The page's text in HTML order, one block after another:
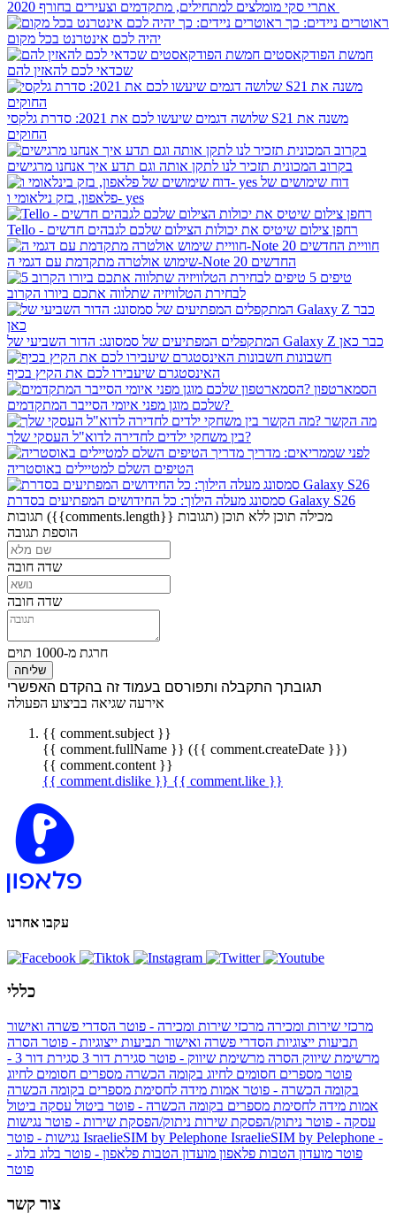
ראוטרים ניידים: כך
יהיה לכם אינטרנט בכל מקום
חמשת הפודקאסטים
שכדאי לכם להאזין להם
שלושה דגמים שיעשו לכם את 2021: סדרת גלקסי S21 משנה את
החוקים
בקרוב המכונית תזכיר לנו לתקן אותה וגם תדע איך אנחנו מרגישים
דוח שימושים של
פלאפון, בזק נילאומי ו- yes
Tello - רחפן צילום שיטיס את יכולות הצילום שלכם לגבהים חדשים
חוויית
שימוש אולטרה מתקדמת עם דגמי ה-Note 20 החדשים
5 טיפים
לבחירת הטלוויזיה שתלווה אתכם ביורו הקרוב
המתקפלים המפתיעים של סמסונג: הדור השביעי של Galaxy Z כבר כאן
חשבונות
האינסטגרם שיעבירו לכם את הקיץ בכיף
הסמארטפון
שלכם מוגן מפני איומי הסייבר המתקדמים?
מה הקשר
בין משחקי ילדים לחדירה לדוא"ל העסקי שלך?
לפני שממריאים: מדריך
הטיפים השלם למטיילים באוסטריה
סמסונג מעלה הילוך: כל החידושים המפתיעים בסדרת Galaxy S26
תגובות
({{comments.length}} תגובות) מכילה תוכן ללא תוכן
הוספת תגובה
שדה חובה
שדה חובה
חרגת מ-1000 תוים
שליחה
תגובתך התקבלה ותפורסם בעמוד זה בהקדם האפשרי
אירעה שגיאה בביצוע הפעולה
{{ comment.subject }}
{{ comment.fullName }} ({{ comment.createDate }})
{{ comment.content }}
{{ comment.dislike }} {{ comment.like }}
עקבו אחרנו
כללי
מרכזי שירות ומכירה מרכזי שירות ומכירה - פוטר הסדרי פשרה ואישור
תביעות ייצוגיות הסדרי פשרה ואישור תביעות ייצוגיות - פוטר הסרה
מרשימת שיווק הסרה מרשימת שיווק - פוטר סגירת דור 3
סגירת דור 3 -
פוטר מספרים חסומים לחיוג בקומה הכשרה מספרים חסומים לחיוג
בקומה הכשרה - פוטר אמות מידה לחסימת מספרים בקומה הכשרה
אמות מידה לחסימת מספרים בקומה הכשרה - פוטר ביטול עסקה ביטול
עסקה - פוטר ניתוק/הפסקת שירות ניתוק/הפסקת שירות - פוטר נגישות
IsraelieSIM by Pelephone IsraelieSIM by Pelephone -
פוטר מועדון הטבות פלאפון מועדון הטבות פלאפון - פוטר בלוג בלוג -
פוטר
צור קשר